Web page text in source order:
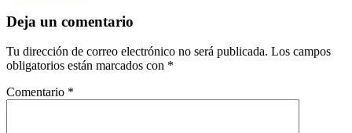
Deja un comentario
Tu dirección de correo electrónico no será publicada. Los campos
obligatorios están marcados con *
Comentario *